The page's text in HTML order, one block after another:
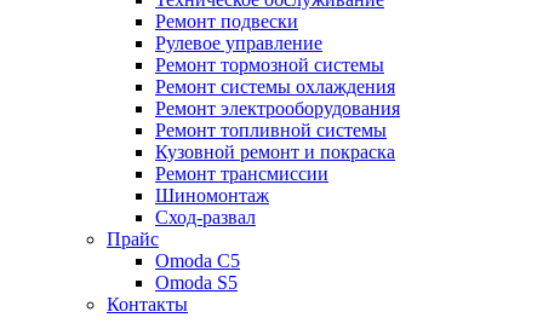
Ремонт подвески
Рулевое управление
Ремонт тормозной системы
Ремонт системы охлаждения
Ремонт электрооборудования
Ремонт топливной системы
Кузовной ремонт и покраска
Ремонт трансмиссии
Шиномонтаж
Сход-развал
Прайс
Omoda C5
Omoda S5
Контакты